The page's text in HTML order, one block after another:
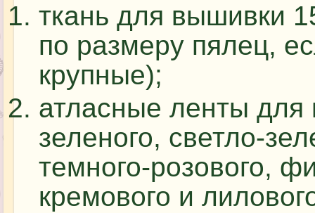
ткань для вышивки
по размеру пялец,
крупные);
атласные ленты
зеленого, светло-
темного-розового,
кремового и